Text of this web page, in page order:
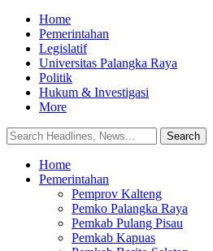
Home
Pemerintahan
Legislatif
Universitas Palangka Raya
Politik
Hukum & Investigasi
More
Home
Pemerintahan
Pemprov Kalteng
Pemko Palangka Raya
Pemkab Pulang Pisau
Pemkab Kapuas